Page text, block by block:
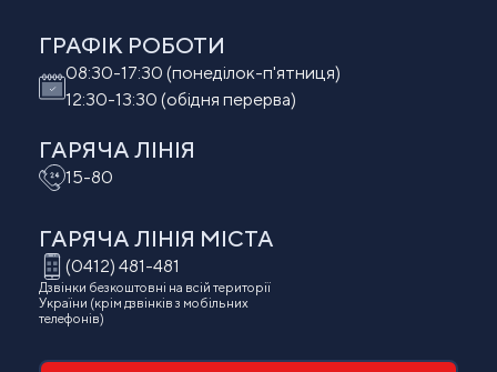
ГРАФІК РОБОТИ
08:30-17:30 (понеділок-п'ятниця)
12:30-13:30 (обідня перерва)
ГАРЯЧА ЛІНІЯ
15-80
ГАРЯЧА ЛІНІЯ МIСТА
(0412) 481-481
Дзвінки безкоштовні на всій території
України (крім дзвінків з мобільних
телефонів)